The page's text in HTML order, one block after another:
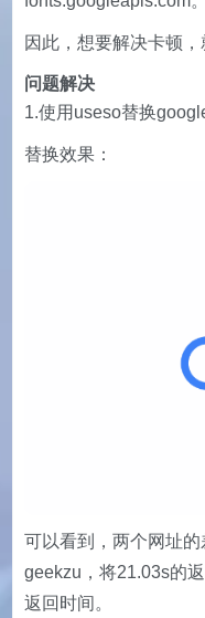
因此，想要解决卡顿，
问题解决
1.使用useso替换
替换效果：
可以看到，两个网址
geekzu，将21.03s的
返回时间。